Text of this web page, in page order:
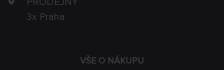
VŠE O NÁKUPU
3x Praha